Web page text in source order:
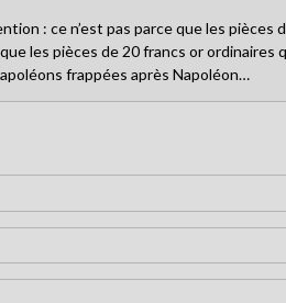
: ce n’est pas parce que les pièces
les pièces de 20 francs or ordinaires
frappées après Napoléon…